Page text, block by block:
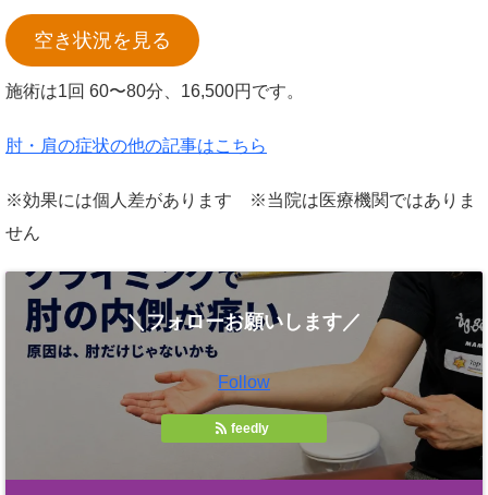
空き状況を見る
施術は1回 60〜80分、16,500円です。
肘・肩の症状の他の記事はこちら
※効果には個人差があります ※当院は医療機関ではありま
せん
＼フォローお願いします／
Follow
feedly